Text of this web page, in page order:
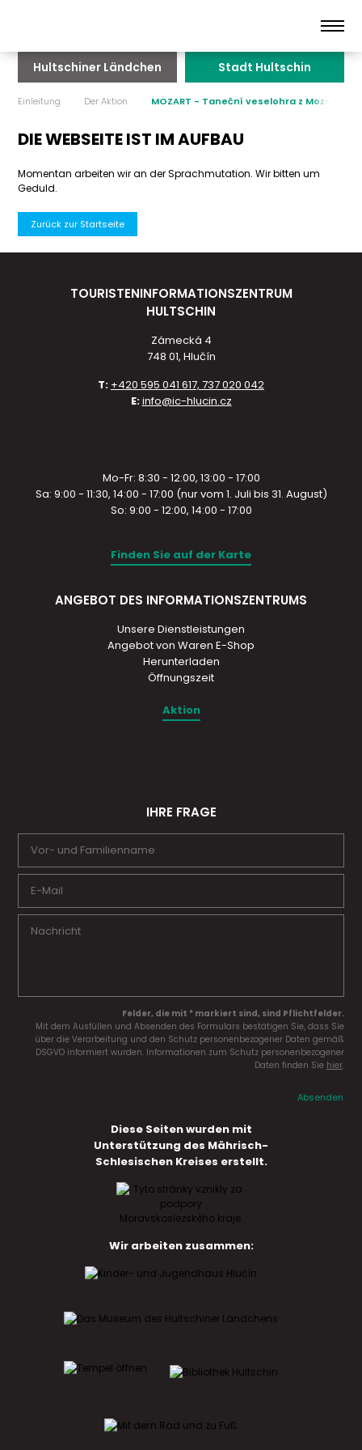
Hultschiner Ländchen Stadt Hultschin
Einleitung Der Aktion MOZART - Taneční veselohra z
DIE WEBSEITE IST IM AUFBAU
Momentan arbeiten wir an der Sprachmutation. Wir bitten um
Geduld.
Zurück zur Startseite
TOURISTENINFORMATIONSZENTRUM
HULTSCHIN
Zámecká 4
748 01, Hlučín
T: +420 595 041 617, 737 020 042
E:info@ic-hlucin.cz
Mo-Fr: 8:30 - 12:00, 13:00 - 17:00
Sa: 9:00 - 11:30, 14:00 - 17:00 (nur vom 1. Juli bis 31. August)
So: 9:00 - 12:00, 14:00 - 17:00
Finden Sie auf der Karte
ANGEBOT DES INFORMATIONSZENTRUMS
Unsere Dienstleistungen
Angebot von Waren E-Shop
Herunterladen
Öffnungszeit
Aktion
IHRE FRAGE
Felder, die mit * markiert sind, sind Pflichtfelder.
Mit dem Ausfüllen und Absenden des Formulars bestätigen Sie, dass Sie
über die Verarbeitung und den Schutz personenbezogener Daten gemäß
DSGVO informiert wurden. Informationen zum Schutz personenbezogener
Daten finden Sie hier.
Absenden
Diese Seiten wurden mit
Unterstützung des Mährisch-
Schlesischen Kreises erstellt.
Wir arbeiten zusammen: